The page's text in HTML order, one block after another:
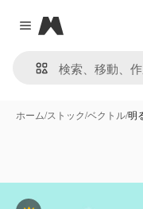
Close menu
Magnific
ホーム/ストック/ベクトル/明